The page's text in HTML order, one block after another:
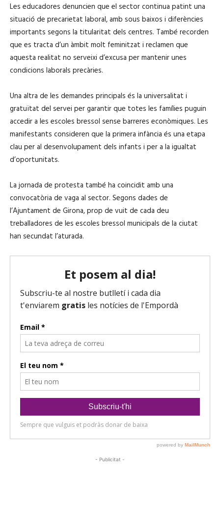
Les educadores denuncien que el sector continua patint una
situació de precarietat laboral, amb sous baixos i diferències
importants segons la titularitat dels centres. També recorden
que es tracta d’un àmbit molt feminitzat i reclamen que
aquesta realitat no serveixi d’excusa per mantenir unes
condicions laborals precàries.
Una altra de les demandes principals és la universalitat i
gratuïtat del servei per garantir que totes les famílies puguin
accedir a les escoles bressol sense barreres econòmiques. Les
manifestants consideren que la primera infància és una etapa
clau per al desenvolupament dels infants i per a la igualtat
d’oportunitats.
La jornada de protesta també ha coincidit amb una
convocatòria de vaga al sector. Segons dades de
l’Ajuntament de Girona, prop de vuit de cada deu
treballadores de les escoles bressol municipals de la ciutat
han secundat l’aturada.
- Publicitat -